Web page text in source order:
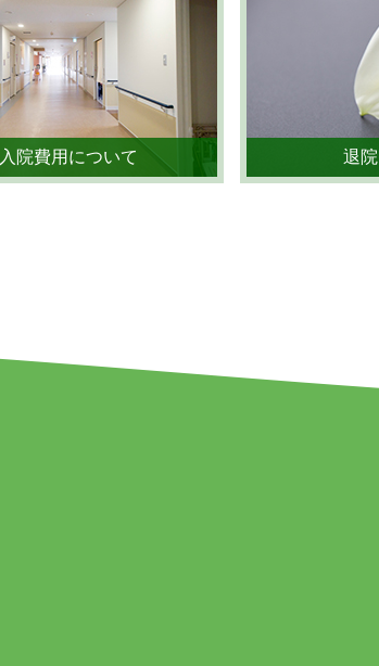
入院費用について 退